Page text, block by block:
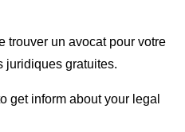
trouver un avocat pour votre
juridiques gratuites.
get inform about your legal